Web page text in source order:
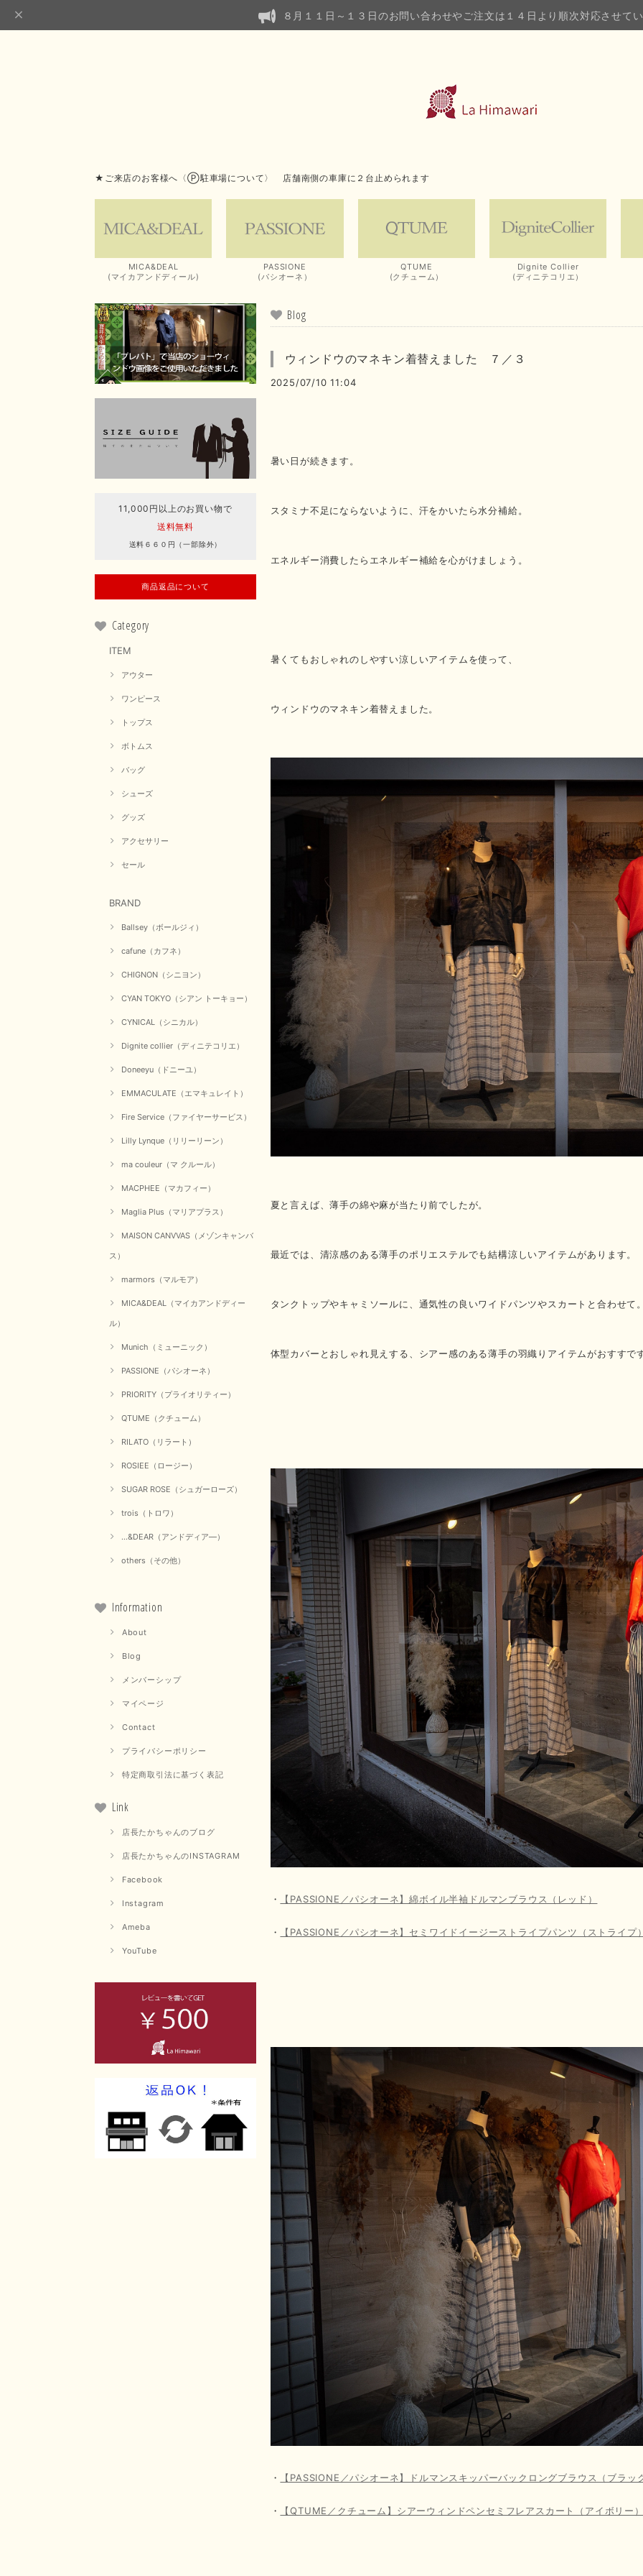
８月１１日～１３日のお問い合わせやご注文は１４日より順次対応させて
★ご来店のお客様へ〈Ⓟ駐車場について〉 店舗南側の車庫に２台止められます
MICA&DEAL
(マイカアンドディール)
PASSIONE
(パシオーネ）
QTUME
(クチューム）
Dignite Collier
(ディニテコリエ）
11,000円以上のお買い物で
送料無料
送料６６０円（一部除外）
商品返品について
Category
ITEM
アウター
ワンピース
トップス
ボトムス
バッグ
シューズ
グッズ
アクセサリー
セール
BRAND
Ballsey（ボールジィ）
cafune（カフネ）
CHIGNON（シニヨン）
CYAN TOKYO（シアン トーキョー）
CYNICAL（シニカル）
Dignite collier（ディニテコリエ）
Doneeyu（ドニーユ）
EMMACULATE（エマキュレイト）
Fire Service（ファイヤーサービス）
Lilly Lynque（リリーリーン）
ma couleur（マ クルール）
MACPHEE（マカフィー）
Maglia Plus（マリアプラス）
MAISON CANVVAS（メゾンキャンバ
ス）
marmors（マルモア）
MICA&DEAL（マイカアンドディー
ル）
Munich（ミューニック）
PASSIONE（パシオーネ）
PRIORITY（プライオリティー）
QTUME（クチューム）
RILATO（リラート）
ROSIEE（ロージー）
SUGAR ROSE（シュガーローズ）
trois（トロワ）
...&DEAR（アンドディア―）
others（その他）
Information
About
Blog
メンバーシップ
マイページ
Contact
プライバシーポリシー
特定商取引法に基づく表記
Link
店長たかちゃんのブログ
店長たかちゃんのINSTAGRAM
Facebook
Instagram
Ameba
YouTube
Blog
ウィンドウのマネキン着替えました ７／３
2025/07/10 11:04
暑い日が続きます。
スタミナ不足にならないように、汗をかいたら水分補給。
エネルギー消費したらエネルギー補給を心がけましょう。
暑くてもおしゃれのしやすい涼しいアイテムを使って、
ウィンドウのマネキン着替えました。
夏と言えば、薄手の綿や麻が当たり前でしたが。
最近では、清涼感のある薄手のポリエステルでも結構涼しいアイテムがあります。
タンクトップやキャミソールに、通気性の良いワイドパンツやスカートと合わせて
体型カバーとおしゃれ見えする、シアー感のある薄手の羽織りアイテムがおすすで
・ 【PASSIONE／パシオーネ】綿ボイル半袖ドルマンブラウス（レッド）
・ 【PASSIONE／パシオーネ】セミワイドイージーストライプパンツ（ストライプ
・ 【PASSIONE／パシオーネ】ドルマンスキッパーバックロングブラウス（ブラッ
・ 【QTUME／クチューム】シアーウィンドペンセミフレアスカート（アイボリー